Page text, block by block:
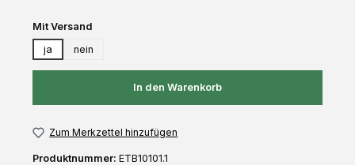
Mit Versand
ja
nein
In den Warenkorb
Zum Merkzettel hinzufügen
Produktnummer: ETB10101.1